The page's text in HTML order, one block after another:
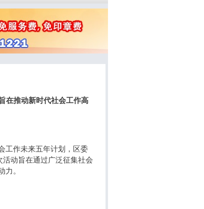
在推动新时代社会工作高
工作未来五年计划，区委
活动旨在通过广泛征集社会
。